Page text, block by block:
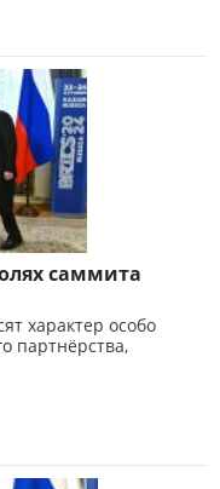
саммита
характер особо
партнёрства,